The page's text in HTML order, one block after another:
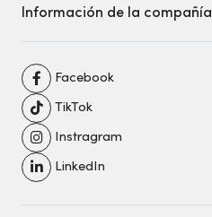
Información de la compañía
Facebook
TikTok
Instragram
LinkedIn